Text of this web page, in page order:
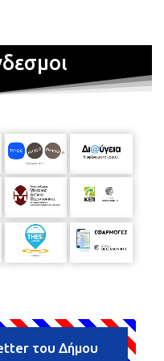
του Δήμου